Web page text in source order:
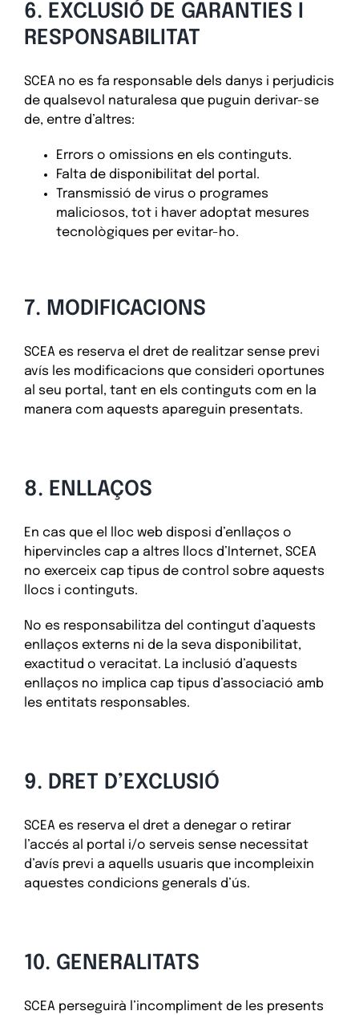
6. EXCLUSIÓ DE GARANTIES I
RESPONSABILITAT
SCEA no es fa responsable dels danys i perjudicis
de qualsevol naturalesa que puguin derivar-se
de, entre d’altres:
Errors o omissions en els continguts.
Falta de disponibilitat del portal.
Transmissió de virus o programes
maliciosos, tot i haver adoptat mesures
tecnològiques per evitar-ho.
7. MODIFICACIONS
SCEA es reserva el dret de realitzar sense previ
avís les modificacions que consideri oportunes
al seu portal, tant en els continguts com en la
manera com aquests apareguin presentats.
8. ENLLAÇOS
En cas que el lloc web disposi d’enllaços o
hipervincles cap a altres llocs d’Internet, SCEA
no exerceix cap tipus de control sobre aquests
llocs i continguts.
No es responsabilitza del contingut d’aquests
enllaços externs ni de la seva disponibilitat,
exactitud o veracitat. La inclusió d’aquests
enllaços no implica cap tipus d’associació amb
les entitats responsables.
9. DRET D’EXCLUSIÓ
SCEA es reserva el dret a denegar o retirar
l’accés al portal i/o serveis sense necessitat
d’avís previ a aquells usuaris que incompleixin
aquestes condicions generals d’ús.
10. GENERALITATS
SCEA perseguirà l’incompliment de les presents